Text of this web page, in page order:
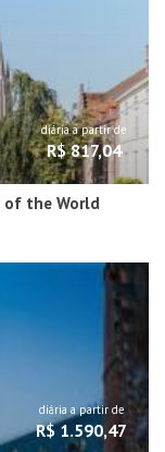
diária a partir de
R$ 817,04
of the World
diária a partir de
R$ 1.590,47